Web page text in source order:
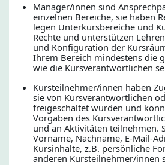
Manager/innen sind
einzelnen Bereiche, sie haben
legen Unterkursbereiche und
Rechte und unterstützen
und Konfiguration der
Ihrem Bereich mindestens die
wie die Kursverantwortlichen
Kursteilnehmer/innen haben
sie von Kursverantwortlichen
freigeschaltet wurden und
Vorgaben des
und an Aktivitäten teilnehmen.
Vorname, Nachname, E-Mail-
Kursinhalte, z.B. persönliche
anderen Kursteilnehmer/innen